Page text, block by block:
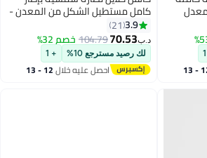
كامل مستطيل الشكل من المعدن -
عدسات بمقاس: 60 مم رجال
د.ب‏ 104.79خصم 32%
لك رصيد مسترجع 10% + 1
احصل عليه خلال 12 - 13